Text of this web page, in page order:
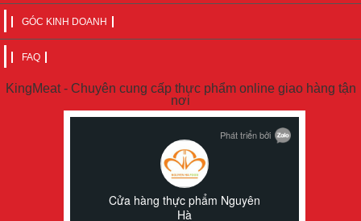
GÓC KINH DOANH
FAQ
KingMeat - Chuyên cung cấp thực phẩm online giao hàng tận
nơi